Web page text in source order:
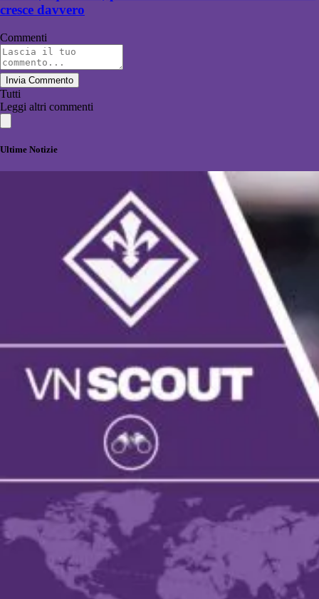
cresce davvero
Commenti
Invia Commento
Tutti
Leggi altri commenti
Ultime Notizie